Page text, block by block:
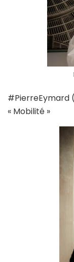
#PierreEymard
« Mobilité »